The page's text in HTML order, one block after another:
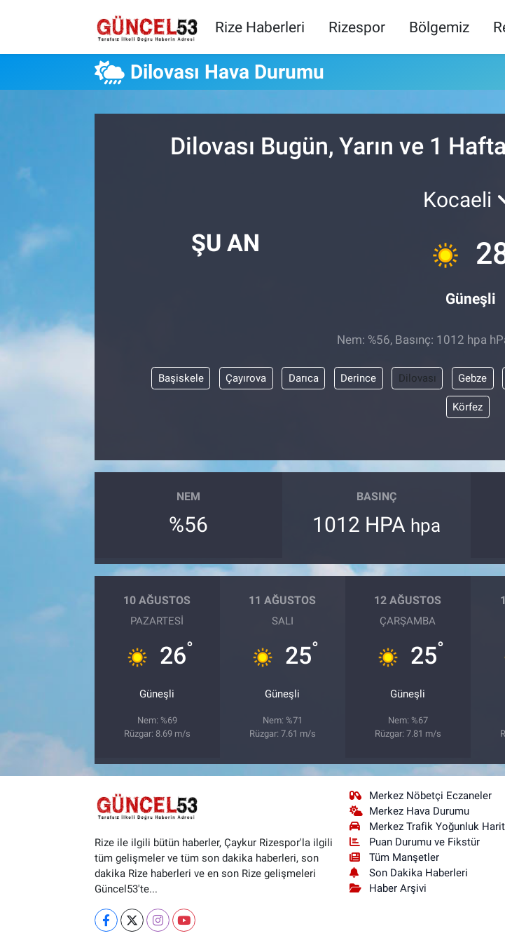
Rize Haberleri Rizespor Bölgemiz
Dilovası Hava Durumu
Dilovası Bugün, Yarın ve 1
ŞU AN
Kocaeli
Güneşli
Nem: %56, Basınç: 1012 hpa
Başiskele Çayırova Darıca Derince Dilovası Gebze
Körfez
NEM
%56
BASINÇ
1012 HPA hpa
10 AĞUSTOS
PAZARTESI
26°
Güneşli
Nem: %69
Rüzgar: 8.69 m/s
11 AĞUSTOS
SALI
25°
Güneşli
Nem: %71
Rüzgar: 7.61 m/s
12 AĞUSTOS
ÇARŞAMBA
25°
Güneşli
Nem: %67
Rüzgar: 7.81 m/s
Rize ile ilgili bütün haberler, Çaykur Rizespor'la ilgili
tüm gelişmeler ve tüm son dakika haberleri, son
dakika Rize haberleri ve en son Rize gelişmeleri
Güncel53'te...
Merkez Nöbetçi Eczaneler
Merkez Hava Durumu
Merkez Trafik Yoğunluk
Puan Durumu ve Fikstür
Tüm Manşetler
Son Dakika Haberleri
Haber Arşivi